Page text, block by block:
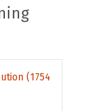
(1754